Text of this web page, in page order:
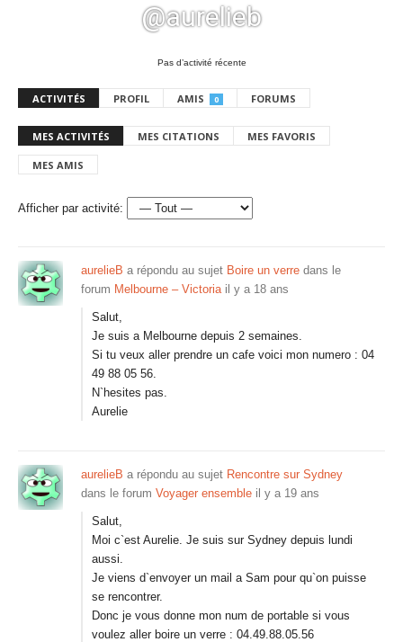
@aurelieb
Pas d’activité récente
ACTIVITÉS PROFIL AMIS 0 FORUMS
MES ACTIVITÉS MES CITATIONS MES FAVORIS
MES AMIS
Afficher par activité:
aurelieB a répondu au sujet Boire un verre dans le
forum Melbourne – Victoria il y a 18 ans
Salut,
Je suis a Melbourne depuis 2 semaines.
Si tu veux aller prendre un cafe voici mon numero : 04
49 88 05 56.
N`hesites pas.
Aurelie
aurelieB a répondu au sujet Rencontre sur Sydney
dans le forum Voyager ensemble il y a 19 ans
Salut,
Moi c`est Aurelie. Je suis sur Sydney depuis lundi
aussi.
Je viens d`envoyer un mail a Sam pour qu`on puisse
se rencontrer.
Donc je vous donne mon num de portable si vous
voulez aller boire un verre : 04.49.88.05.56